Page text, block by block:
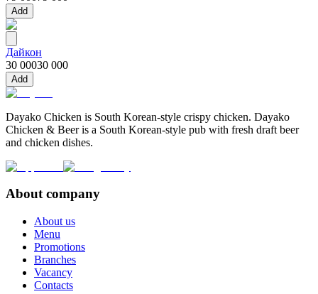
Add
Дайкон
30 00030 000
Add
Dayako Chicken is South Korean-style crispy chicken. Dayako
Chicken & Beer is a South Korean-style pub with fresh draft beer
and chicken dishes.
About company
About us
Menu
Promotions
Branches
Vacancy
Contacts